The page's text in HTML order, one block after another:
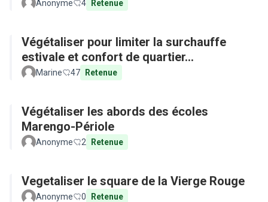
Anonyme 4 Retenue
Végétaliser pour limiter la surchauffe
estivale et confort de quartier...
Marine 47 Retenue
Végétaliser les abords des écoles
Marengo-Périole
Anonyme 2 Retenue
Vegetaliser le square de la Vierge Rouge
Anonyme 0 Retenue